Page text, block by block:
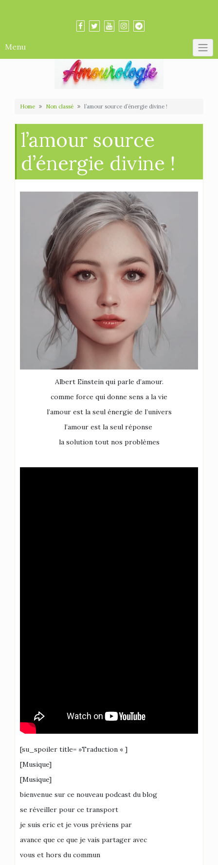
Menu
Home Non classé l’amour source d’énergie divine !
l’amour source
d’énergie divine !
Albert Einstein qui parle d’amour.
comme force qui donne sens a la vie
l’amour est la seul énergie de l’univers
l’amour est la seul réponse
la solution tout nos problèmes
[su_spoiler title= »Traduction « ]
[Musique]
[Musique]
bienvenue sur ce nouveau podcast du blog
se réveiller pour ce transport
je suis eric et je vous préviens par
avance que ce que je vais partager avec
vous et hors du commun